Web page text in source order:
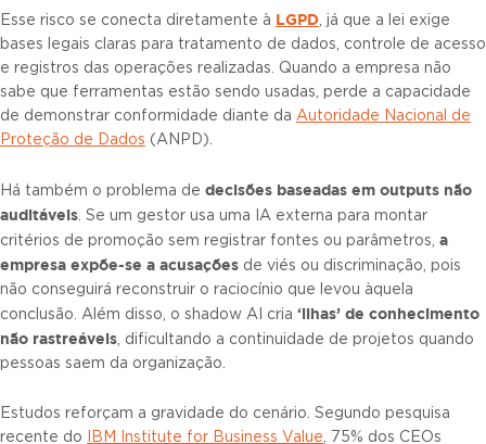
Esse risco se conecta diretamente à LGPD, já que a lei exige
bases legais claras para tratamento de dados, controle de acesso
e registros das operações realizadas. Quando a empresa não
sabe que ferramentas estão sendo usadas, perde a capacidade
de demonstrar conformidade diante da Autoridade Nacional de
Proteção de Dados (ANPD).
Há também o problema de decisões baseadas em outputs não
auditáveis. Se um gestor usa uma IA externa para montar
critérios de promoção sem registrar fontes ou parâmetros, a
empresa expõe-se a acusações de viés ou discriminação, pois
não conseguirá reconstruir o raciocínio que levou àquela
conclusão. Além disso, o shadow AI cria ‘ilhas’ de conhecimento
não rastreáveis, dificultando a continuidade de projetos quando
pessoas saem da organização.
Estudos reforçam a gravidade do cenário. Segundo pesquisa
recente do
IBM Institute for Business Value, 75% dos CEOs